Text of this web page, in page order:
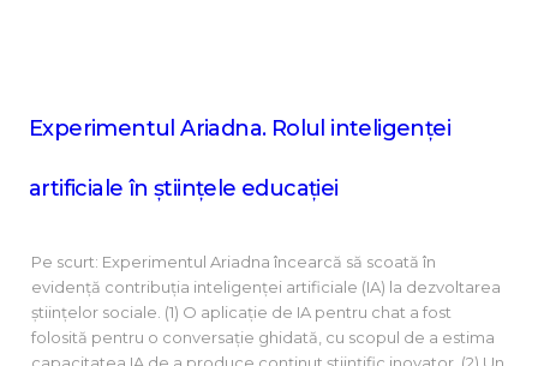
Experimentul Ariadna. Rolul inteligenței
artificiale în științele educației
Pe scurt: Experimentul Ariadna încearcă să scoată în
evidență contribuția inteligenței artificiale (IA) la dezvoltarea
științelor sociale. (1) O aplicație de IA pentru chat a fost
folosită pentru o conversație ghidată, cu scopul de a estima
capacitatea IA de a produce conținut științific inovator. (2) Un